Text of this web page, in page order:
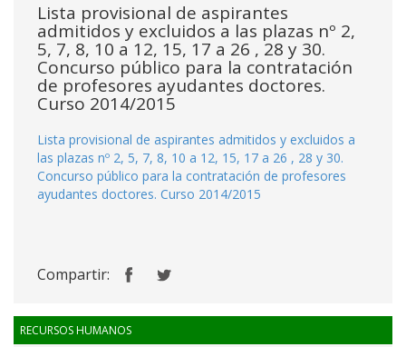
Lista provisional de aspirantes
admitidos y excluidos a las plazas nº 2,
5, 7, 8, 10 a 12, 15, 17 a 26 , 28 y 30.
Concurso público para la contratación
de profesores ayudantes doctores.
Curso 2014/2015
Lista provisional de aspirantes admitidos y excluidos a
las plazas nº 2, 5, 7, 8, 10 a 12, 15, 17 a 26 , 28 y 30.
Concurso público para la contratación de profesores
ayudantes doctores. Curso 2014/2015
Compartir:
RECURSOS HUMANOS